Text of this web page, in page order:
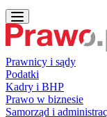
Prawnicy i sądy
Podatki
Kadry i BHP
Prawo w biznesie
Samorząd i